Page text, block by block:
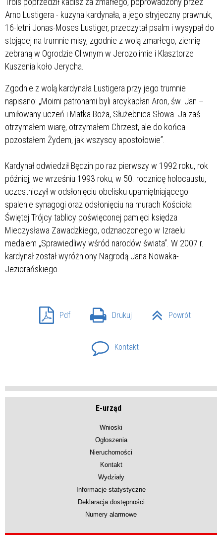
Arno Lustigera - kuzyna kardynała, a jego stryjeczny prawnuk,
16-letni Jonas-Moses Lustiger, przeczytał psalm i wysypał do
stojącej na trumnie misy, zgodnie z wolą zmarłego, ziemię
zebraną w Ogrodzie Oliwnym w Jerozolimie i Klasztorze
Kuszenia koło Jerycha.
Zgodnie z wolą kardynała Lustigera przy jego trumnie
napisano: „Moimi patronami byli arcykapłan Aron, św. Jan –
umiłowany uczeń i Matka Boża, Służebnica Słowa. Ja zaś
otrzymałem wiarę, otrzymałem Chrzest, ale do końca
pozostałem Żydem, jak wszyscy apostołowie”.
Kardynał odwiedził Będzin po raz pierwszy w 1992 roku, rok
później, we wrześniu 1993 roku, w 50. rocznicę holocaustu,
uczestniczył w odsłonięciu obelisku upamiętniającego
spalenie synagogi oraz odsłonięciu na murach Kościoła
Świętej Trójcy tablicy poświęconej pamięci księdza
Mieczysława Zawadzkiego, odznaczonego w Izraelu
medalem „Sprawiedliwy wśród narodów świata”. W 2007 r.
kardynał został wyróżniony Nagrodą Jana Nowaka-
Jeziorańskiego.
Pdf Drukuj Powrót
Kontakt
E-urząd
Wnioski
Ogłoszenia
Nieruchomości
Kontakt
Wydziały
Informacje statystyczne
Deklaracja dostępności
Numery alarmowe